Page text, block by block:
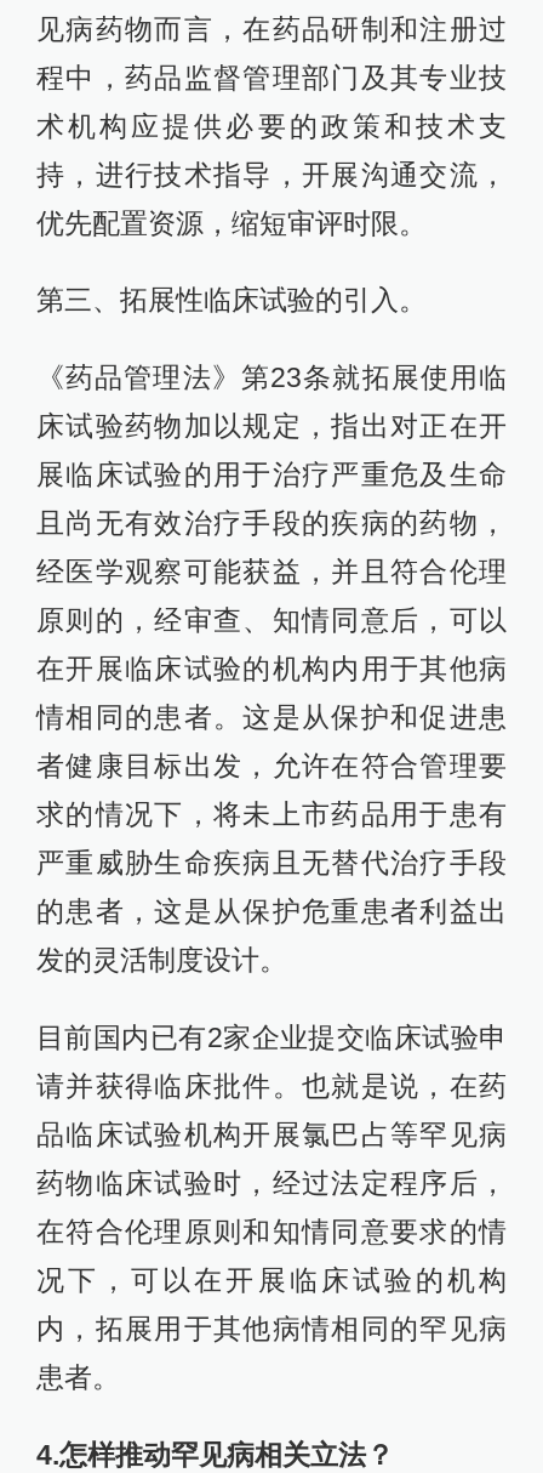
见病药物而言，在药品研制和注册过
程中，药品监督管理部门及其专业技
术机构应提供必要的政策和技术支
持，进行技术指导，开展沟通交流，
优先配置资源，缩短审评时限。
第三、拓展性临床试验的引入。
《药品管理法》第23条就拓展使用临
床试验药物加以规定，指出对正在开
展临床试验的用于治疗严重危及生命
且尚无有效治疗手段的疾病的药物，
经医学观察可能获益，并且符合伦理
原则的，经审查、知情同意后，可以
在开展临床试验的机构内用于其他病
情相同的患者。这是从保护和促进患
者健康目标出发，允许在符合管理要
求的情况下，将未上市药品用于患有
严重威胁生命疾病且无替代治疗手段
的患者，这是从保护危重患者利益出
发的灵活制度设计。
目前国内已有2家企业提交临床试验申
请并获得临床批件。也就是说，在药
品临床试验机构开展氯巴占等罕见病
药物临床试验时，经过法定程序后，
在符合伦理原则和知情同意要求的情
况下，可以在开展临床试验的机构
内，拓展用于其他病情相同的罕见病
患者。
4.怎样推动罕见病相关立法？